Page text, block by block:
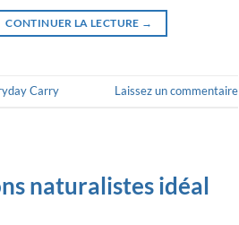
CONTINUER LA LECTURE →
Carry Laissez un commentaire
naturalistes idéal